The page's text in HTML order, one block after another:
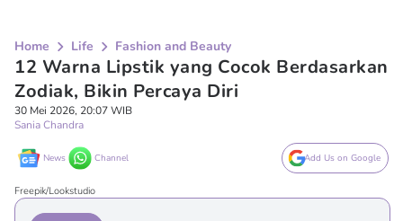
Home Life Fashion and Beauty
12 Warna Lipstik yang Cocok Berdasarkan
Zodiak, Bikin Percaya Diri
30 Mei 2026, 20:07 WIB
Sania Chandra
News Channel Add Us on Google
Freepik/Lookstudio